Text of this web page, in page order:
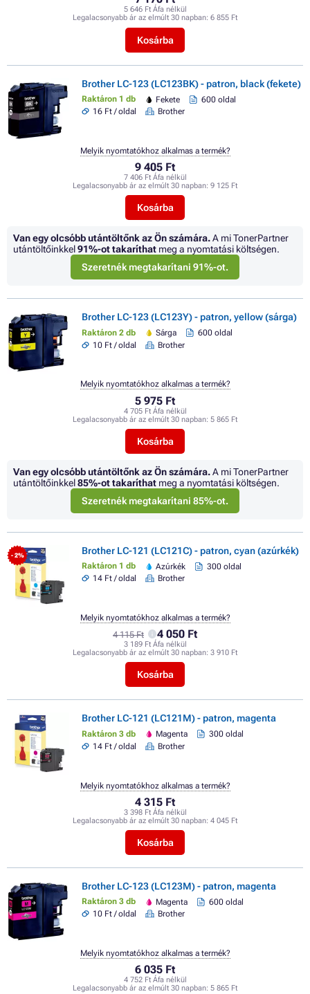
5 646 Ft Áfa nélkül
Legalacsonyabb ár az elmúlt 30 napban: 6 855 Ft
Kosárba
Brother LC-123 (LC123BK) - patron, black (fekete)
Raktáron 1 db Fekete
600 oldal
16 Ft / oldal
Brother
9 405 Ft
7 406 Ft Áfa nélkül
Legalacsonyabb ár az elmúlt 30 napban: 9 125 Ft
Kosárba
Melyik nyomtatókhoz alkalmas a termék?
Van egy olcsóbb utántöltőnk az Ön számára.A mi TonerPartner
utántöltőinkkel91%-ot takaríthat meg a nyomtatási költségen.
Szeretnék megtakarítani 91%-ot.
Brother LC-123 (LC123Y) - patron, yellow (sárga)
Raktáron 2 db Sárga
600 oldal
10 Ft / oldal
Brother
5 975 Ft
4 705 Ft Áfa nélkül
Legalacsonyabb ár az elmúlt 30 napban: 5 865 Ft
Kosárba
Melyik nyomtatókhoz alkalmas a termék?
Van egy olcsóbb utántöltőnk az Ön számára.A mi TonerPartner
utántöltőinkkel85%-ot takaríthat meg a nyomtatási költségen.
Szeretnék megtakarítani 85%-ot.
- 2% Brother LC-121 (LC121C) - patron, cyan (azúrkék)
Raktáron 1 db Azúrkék
300 oldal
14 Ft / oldal
Brother
4 115 Ft 4 050 Ft
3 189 Ft Áfa nélkül
Legalacsonyabb ár az elmúlt 30 napban: 3 910 Ft
Kosárba
Melyik nyomtatókhoz alkalmas a termék?
Brother LC-121 (LC121M) - patron, magenta
Raktáron 3 db Magenta
300 oldal
14 Ft / oldal
Brother
4 315 Ft
3 398 Ft Áfa nélkül
Legalacsonyabb ár az elmúlt 30 napban: 4 045 Ft
Kosárba
Melyik nyomtatókhoz alkalmas a termék?
Brother LC-123 (LC123M) - patron, magenta
Raktáron 3 db Magenta
600 oldal
10 Ft / oldal
Brother
6 035 Ft
4 752 Ft Áfa nélkül
Legalacsonyabb ár az elmúlt 30 napban: 5 865 Ft
Melyik nyomtatókhoz alkalmas a termék?